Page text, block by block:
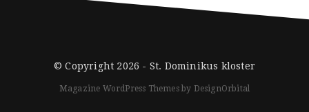
© Copyright 2026 - St. Dominikus kloster
Magazine WordPress Themesby DesignOrbital